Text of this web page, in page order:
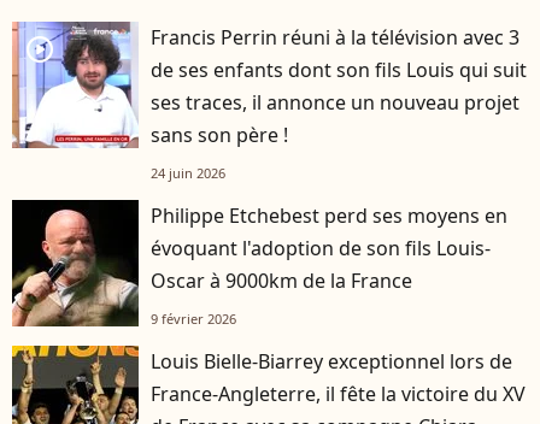
player2
Francis Perrin réuni à la télévision avec 3
de ses enfants dont son fils Louis qui suit
ses traces, il annonce un nouveau projet
sans son père !
24 juin 2026
Philippe Etchebest perd ses moyens en
évoquant l'adoption de son fils Louis-
Oscar à 9000km de la France
9 février 2026
Louis Bielle-Biarrey exceptionnel lors de
France-Angleterre, il fête la victoire du XV